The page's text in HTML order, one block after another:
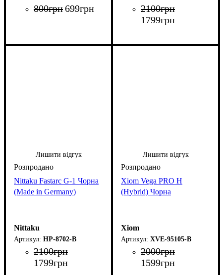
800грн699грн 2100грн
1799грн
Лишити відгук
Nittaku Fastarc G-1 Чорна
(Made in Germany)
Nittaku
НР-8702-B
2100грн
1799грн
Лишити відгук
Xiom Vega PRO H
(Hybrid) Чорна
Xiom
XVE-95105-B
2000грн
1599грн